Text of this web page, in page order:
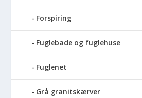
Forspiring
Fuglebade og fuglehuse
Fuglenet
Grå granitskærver